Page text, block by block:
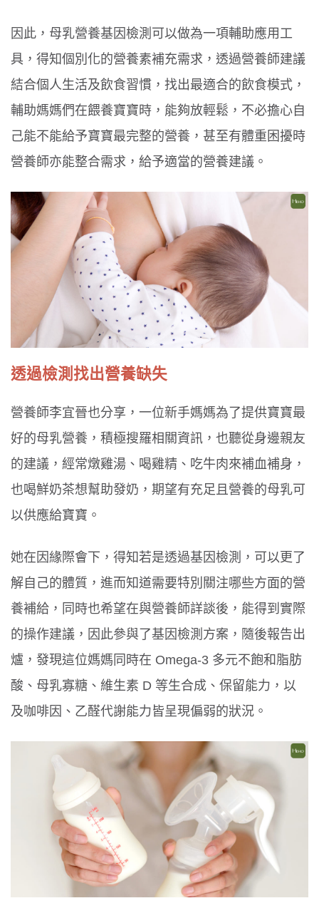
因此，母乳營養基因檢測可以做為一項輔助應用工
具，得知個別化的營養素補充需求，透過營養師建議
結合個人生活及飲食習慣，找出最適合的飲食模式，
輔助媽媽們在餵養寶寶時，能夠放輕鬆，不必擔心自
己能不能給予寶寶最完整的營養，甚至有體重困擾時
營養師亦能整合需求，給予適當的營養建議。
透過檢測找出營養缺失
營養師李宜晉也分享，一位新手媽媽為了提供寶寶最
好的母乳營養，積極搜羅相關資訊，也聽從身邊親友
的建議，經常燉雞湯、喝雞精、吃牛肉來補血補身，
也喝鮮奶茶想幫助發奶，期望有充足且營養的母乳可
以供應給寶寶。
她在因緣際會下，得知若是透過基因檢測，可以更了
解自己的體質，進而知道需要特別關注哪些方面的營
養補給，同時也希望在與營養師詳談後，能得到實際
的操作建議，因此參與了基因檢測方案，隨後報告出
爐，發現這位媽媽同時在 Omega-3 多元不飽和脂肪
酸、母乳寡糖、維生素 D 等生合成、保留能力，以
及咖啡因、乙醛代謝能力皆呈現偏弱的狀況。